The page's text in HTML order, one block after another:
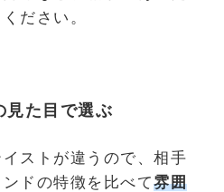
ださい。
見た目で選ぶ
ストが違うので、相手
ドの特徴を比べて雰囲